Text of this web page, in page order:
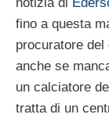
fino a questa
procuratore del
anche se
un calciatore
tratta di un